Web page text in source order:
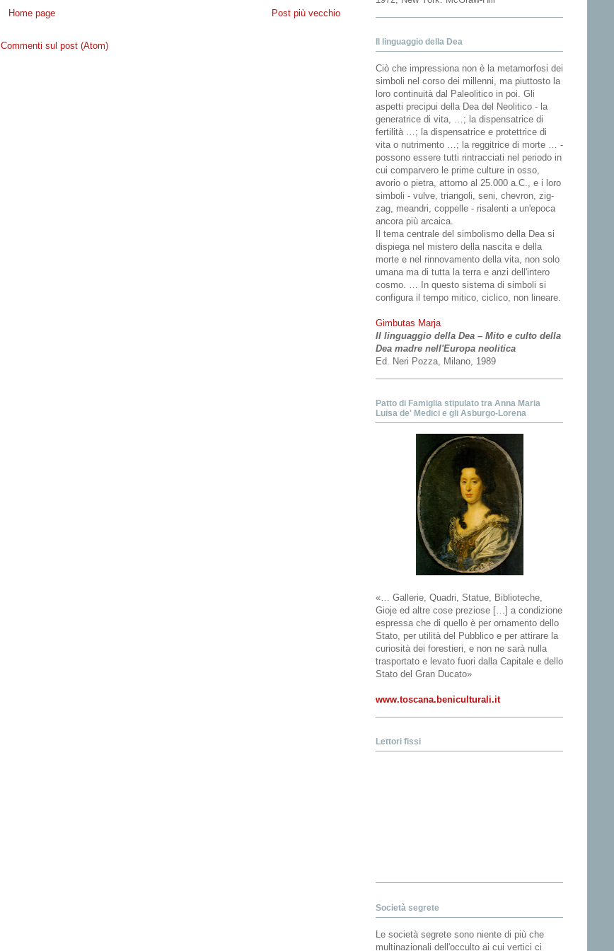
Post più vecchio
Home page
Commenti sul post (Atom) Il linguaggio della Dea
Ciò che impressiona non è la metamorfosi dei
simboli nel corso dei millenni, ma piuttosto la
loro continuità dal Paleolitico in poi. Gli
aspetti precipui della Dea del Neolitico - la
generatrice di vita, …; la dispensatrice di
fertilità …; la dispensatrice e protettrice di
vita o nutrimento …; la reggitrice di morte … -
possono essere tutti rintracciati nel periodo in
cui comparvero le prime culture in osso,
avorio o pietra, attorno al 25.000 a.C., e i loro
simboli - vulve, triangoli, seni, chevron, zig-
zag, meandri, coppelle - risalenti a un'epoca
ancora più arcaica.
Il tema centrale del simbolismo della Dea si
dispiega nel mistero della nascita e della
morte e nel rinnovamento della vita, non solo
umana ma di tutta la terra e anzi dell'intero
cosmo. … In questo sistema di simboli si
configura il tempo mitico, ciclico, non lineare.
Gimbutas Marja
Il linguaggio della Dea – Mito e culto della
Dea madre nell'Europa neolitica
Ed. Neri Pozza, Milano, 1989
Patto di Famiglia stipulato tra Anna Maria
Luisa de' Medici e gli Asburgo-Lorena
«… Gallerie, Quadri, Statue, Biblioteche,
Gioje ed altre cose preziose […] a condizione
espressa che di quello è per ornamento dello
Stato, per utilità del Pubblico e per attirare la
curiosità dei forestieri, e non ne sarà nulla
trasportato e levato fuori dalla Capitale e dello
Stato del Gran Ducato»
www.toscana.beniculturali.it
Lettori fissi
Società segrete
Le società segrete sono niente di più che
multinazionali dell'occulto ai cui vertici ci